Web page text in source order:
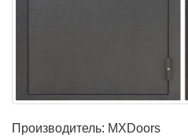
Производитель: MXDoors